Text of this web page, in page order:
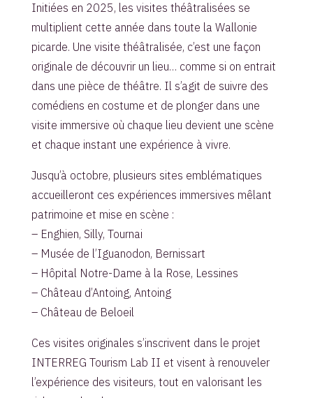
Initiées en 2025, les visites théâtralisées se
multiplient cette année dans toute la Wallonie
picarde. Une visite théâtralisée, c’est une façon
originale de découvrir un lieu… comme si on entrait
dans une pièce de théâtre. Il s’agit de suivre des
comédiens en costume et de plonger dans une
visite immersive où chaque lieu devient une scène
et chaque instant une expérience à vivre.
Jusqu’à octobre, plusieurs sites emblématiques
accueilleront ces expériences immersives mêlant
patrimoine et mise en scène :
– Enghien, Silly, Tournai
– Musée de l’Iguanodon, Bernissart
– Hôpital Notre-Dame à la Rose, Lessines
– Château d’Antoing, Antoing
– Château de Beloeil
Ces visites originales s’inscrivent dans le projet
INTERREG Tourism Lab II et visent à renouveler
l’expérience des visiteurs, tout en valorisant les